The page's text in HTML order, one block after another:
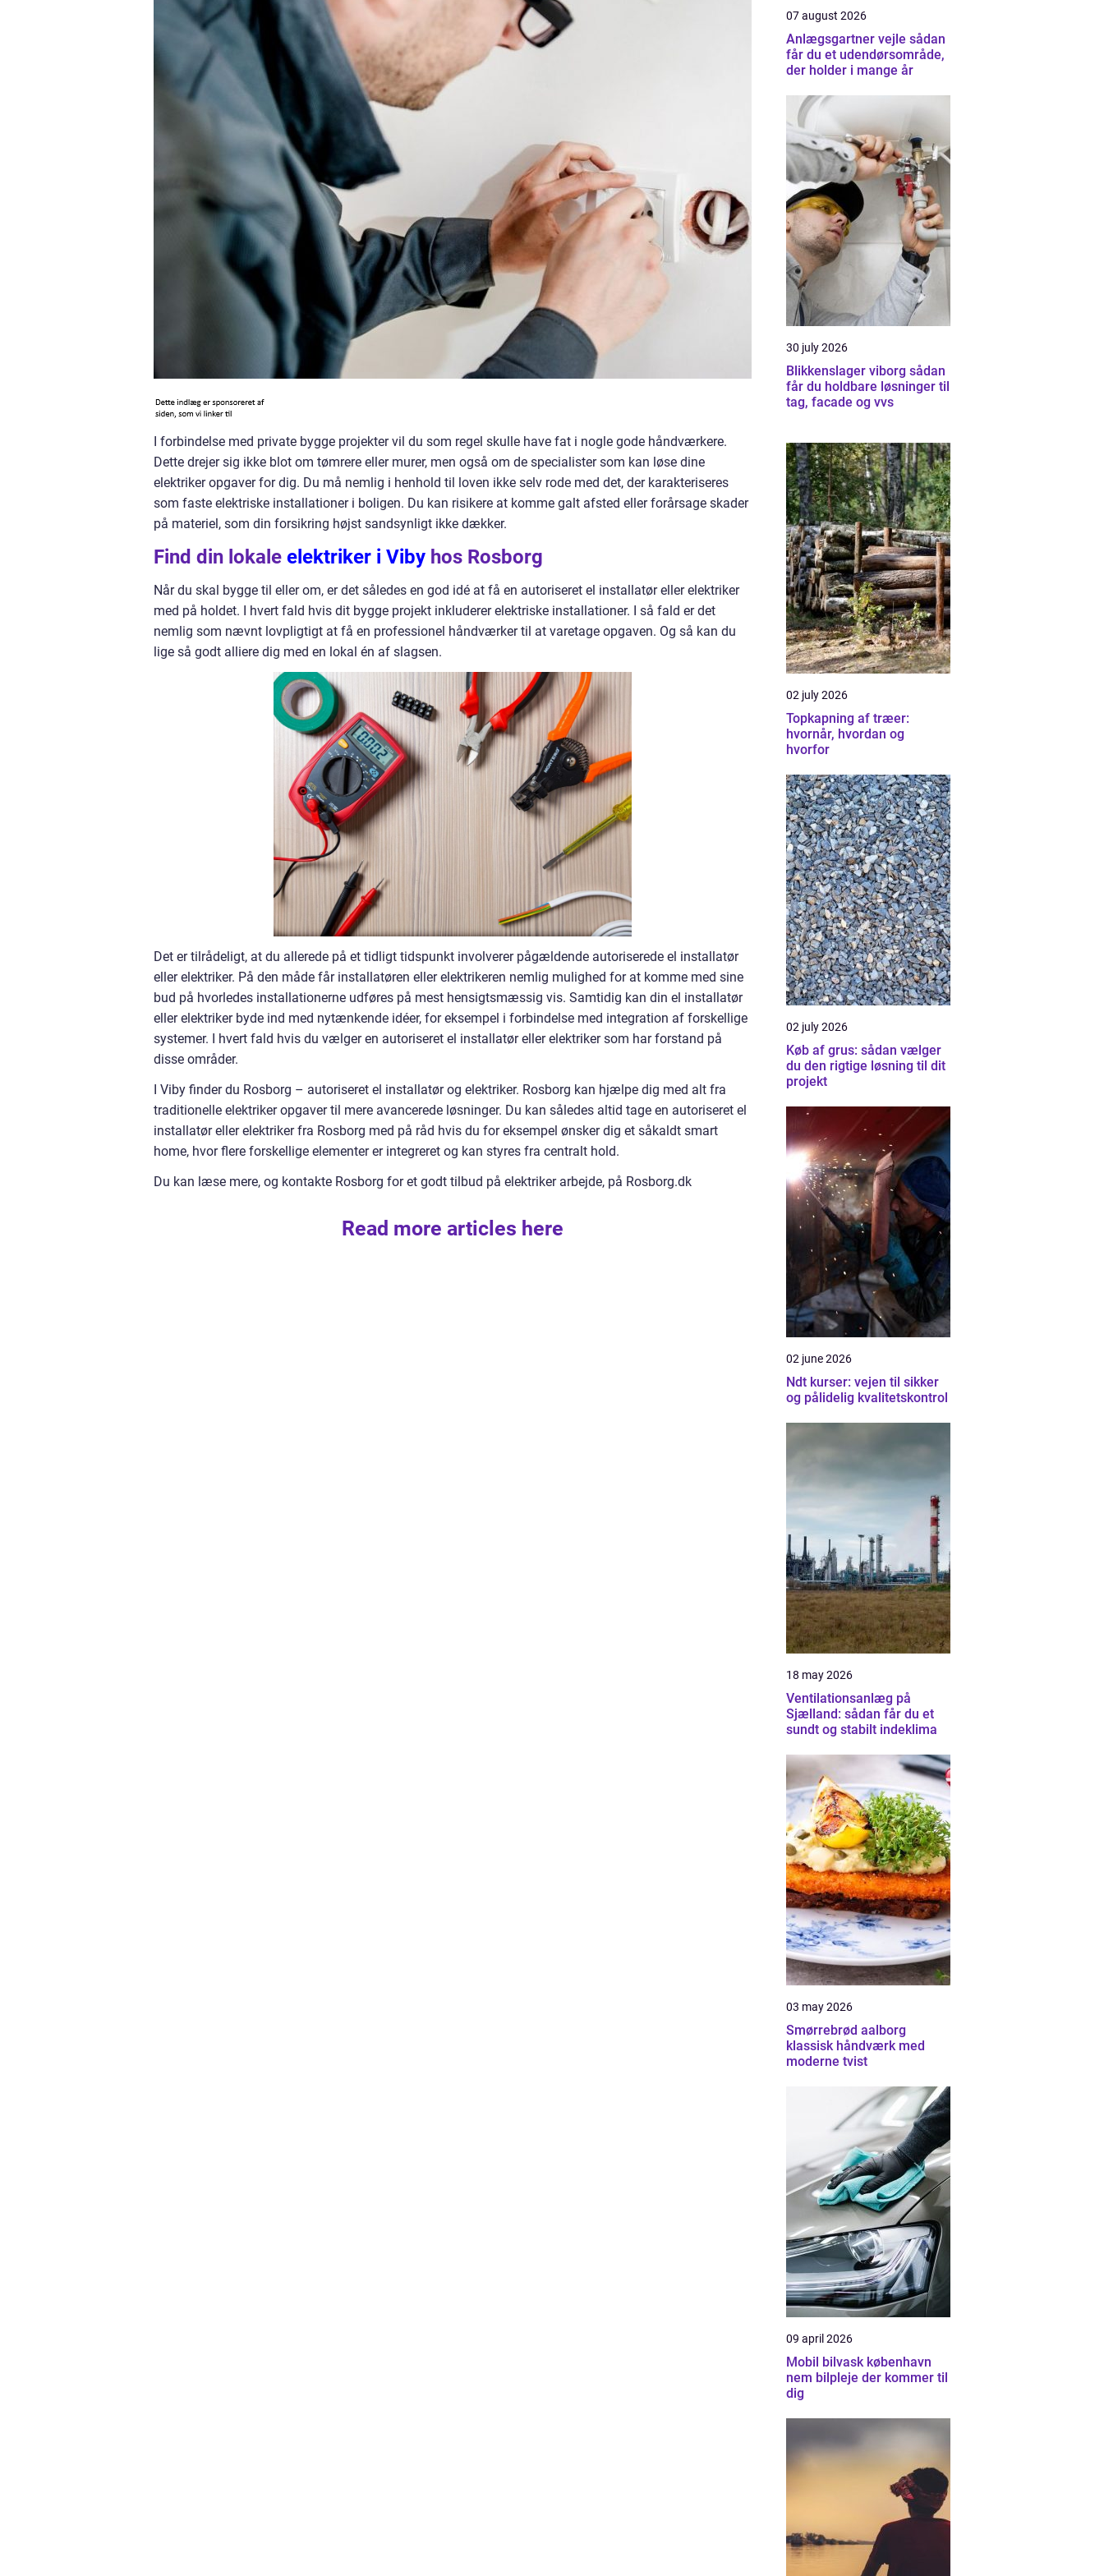
I forbindelse med private bygge projekter vil du som regel skulle have fat i nogle gode håndværkere.
Dette drejer sig ikke blot om tømrere eller murer, men også om de specialister som kan løse dine
elektriker opgaver for dig. Du må nemlig i henhold til loven ikke selv rode med det, der karakteriseres
som faste elektriske installationer i boligen. Du kan risikere at komme galt afsted eller forårsage skader
på materiel, som din forsikring højst sandsynligt ikke dækker.
Find din lokale elektriker i Viby hos Rosborg
Når du skal bygge til eller om, er det således en god idé at få en autoriseret el installatør eller elektriker
med på holdet. I hvert fald hvis dit bygge projekt inkluderer elektriske installationer. I så fald er det
nemlig som nævnt lovpligtigt at få en professionel håndværker til at varetage opgaven. Og så kan du
lige så godt alliere dig med en lokal én af slagsen.
Det er tilrådeligt, at du allerede på et tidligt tidspunkt involverer pågældende autoriserede el installatør
eller elektriker. På den måde får installatøren eller elektrikeren nemlig mulighed for at komme med sine
bud på hvorledes installationerne udføres på mest hensigtsmæssig vis. Samtidig kan din el installatør
eller elektriker byde ind med nytænkende idéer, for eksempel i forbindelse med integration af forskellige
systemer. I hvert fald hvis du vælger en autoriseret el installatør eller elektriker som har forstand på
disse områder.
I Viby finder du Rosborg – autoriseret el installatør og elektriker. Rosborg kan hjælpe dig med alt fra
traditionelle elektriker opgaver til mere avancerede løsninger. Du kan således altid tage en autoriseret el
installatør eller elektriker fra Rosborg med på råd hvis du for eksempel ønsker dig et såkaldt smart
home, hvor flere forskellige elementer er integreret og kan styres fra centralt hold.
Du kan læse mere, og kontakte Rosborg for et godt tilbud på elektriker arbejde, på Rosborg.dk
Read more articles here
07 august 2026
Anlægsgartner vejle sådan
får du et udendørsområde,
der holder i mange år
30 july 2026
Blikkenslager viborg sådan
får du holdbare løsninger til
tag, facade og vvs
02 july 2026
Topkapning af træer:
hvornår, hvordan og
hvorfor
02 july 2026
Køb af grus: sådan vælger
du den rigtige løsning til dit
projekt
02 june 2026
Ndt kurser: vejen til sikker
og pålidelig kvalitetskontrol
18 may 2026
Ventilationsanlæg på
Sjælland: sådan får du et
sundt og stabilt indeklima
03 may 2026
Smørrebrød aalborg
klassisk håndværk med
moderne tvist
09 april 2026
Mobil bilvask københavn
nem bilpleje der kommer til
dig